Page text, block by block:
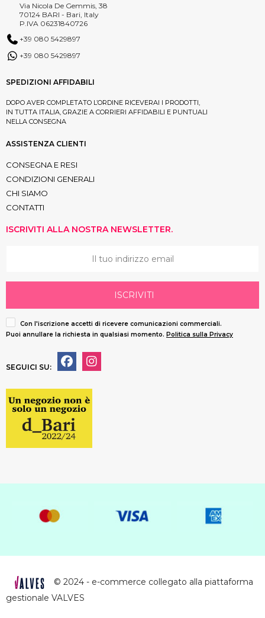
Via Nicola De Gemmis, 38
70124 BARI - Bari, Italy
P.IVA 06231840726
+39 080 5429897
+39 080 5429897
SPEDIZIONI AFFIDABILI
DOPO AVER COMPLETATO L’ORDINE RICEVERAI I PRODOTTI,
IN TUTTA ITALIA, GRAZIE A CORRIERI AFFIDABILI E PUNTUALI
NELLA CONSEGNA
ASSISTENZA CLIENTI
CONSEGNA E RESI
CONDIZIONI GENERALI
CHI SIAMO
CONTATTI
ISCRIVITI ALLA NOSTRA NEWSLETTER.
ISCRIVITI
Con l'iscrizione accetti di ricevere comunicazioni commerciali.
Puoi annullare la richiesta in qualsiasi momento. Politica sulla Privacy
SEGUICI SU:
© 2024 - e-commerce collegato alla piattaforma
gestionale VALVES